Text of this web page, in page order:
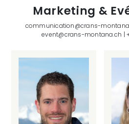
Marketing &
communication@crans-
event@crans-montana.ch |